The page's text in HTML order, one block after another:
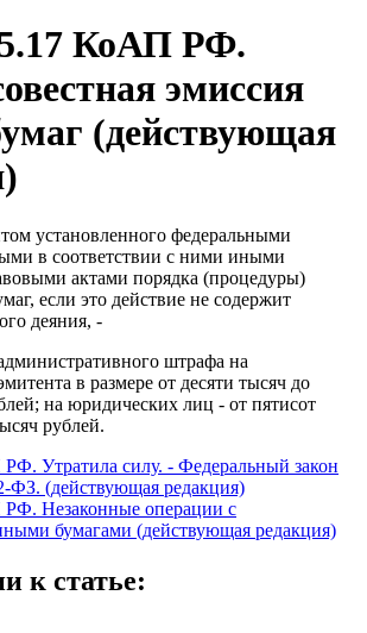
КоАП РФ.
эмиссия
(действующая
установленного федеральными
в соответствии с ними иными
актами порядка (процедуры)
если это действие не содержит
деяния, -
штрафа на
в размере от десяти тысяч до
на юридических лиц - от пятисот
рублей.
Утратила силу. - Федеральный закон
ФЗ. (действующая редакция)
Незаконные операции с
бумагами (действующая редакция)
к статье: